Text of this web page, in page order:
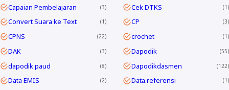
Capaian Pembelajaran 3 Cek DTKS 1
Convert Suara ke Text 1 CP 3
CPNS 22 crochet 1
DAK 3 Dapodik 55
dapodik paud 8 Dapodikdasmen 122
Data EMIS 2 Data.referensi 1